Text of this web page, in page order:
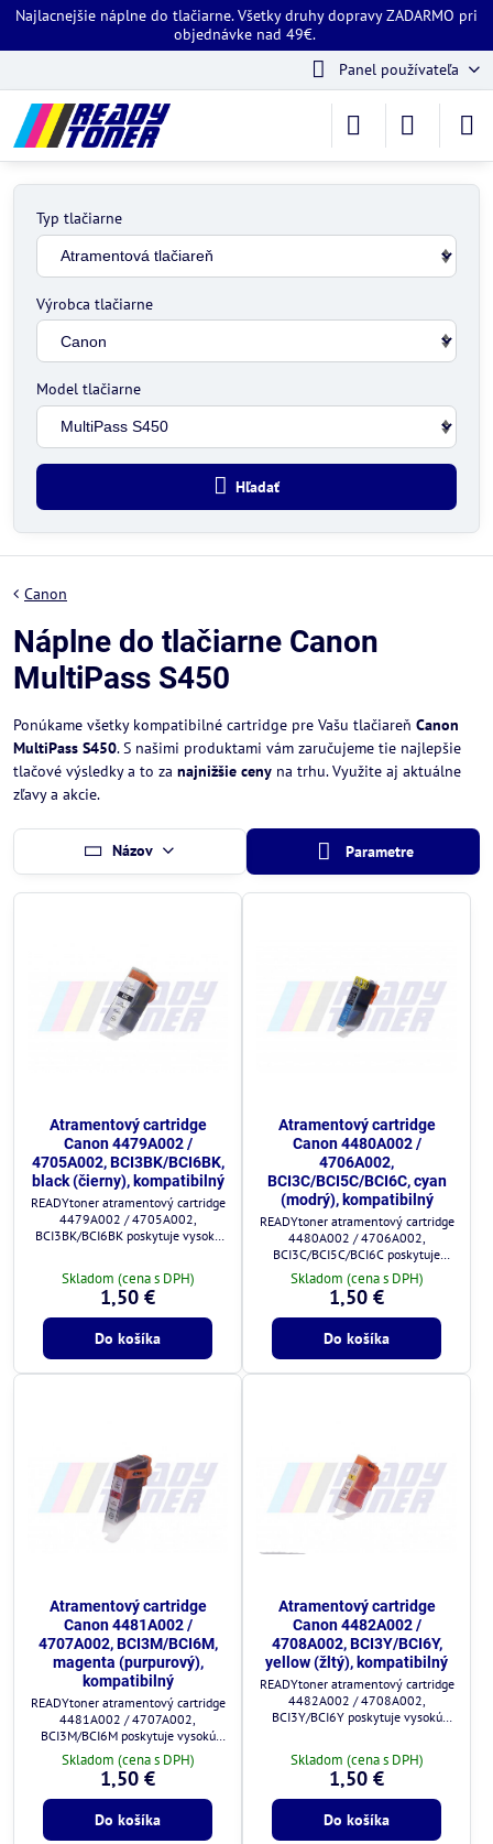
Najlacnejšie náplne do tlačiarne. Všetky druhy dopravy ZADARMO pri
objednávke nad 49€.
Panel používateľa
Typ tlačiarne
Výrobca tlačiarne
Model tlačiarne
Hľadať
Canon
Náplne do tlačiarne Canon
MultiPass S450
Ponúkame všetky kompatibilné cartridge pre Vašu tlačiareň Canon
MultiPass S450. S našimi produktami vám zaručujeme tie najlepšie
tlačové výsledky a to za najnižšie ceny na trhu. Využite aj aktuálne
zľavy a akcie.
Názov Parametre
Atramentový cartridge
Canon 4479A002 /
4705A002, BCI3BK/BCI6BK,
black (čierny), kompatibilný
READYtoner atramentový cartridge
4479A002 / 4705A002,
BCI3BK/BCI6BK poskytuje vysokú
Skladom (cena s DPH)
1,50 €
Do košíka
Atramentový cartridge
Canon 4480A002 /
4706A002,
BCI3C/BCI5C/BCI6C, cyan
(modrý), kompatibilný
READYtoner atramentový cartridge
4480A002 / 4706A002,
BCI3C/BCI5C/BCI6C poskytuje
vysokú kvalitu tlače a plnú
kompatibilitu s tlačiarňami Canon.
Skladom (cena s DPH)
1,50 €
Do košíka
Atramentový cartridge
Canon 4481A002 /
4707A002, BCI3M/BCI6M,
magenta (purpurový),
kompatibilný
READYtoner atramentový cartridge
4481A002 / 4707A002,
BCI3M/BCI6M poskytuje vysokú
kvalitu tlače a plnú kompatibilitu s
tlačiarňami Canon.
Skladom (cena s DPH)
1,50 €
Do košíka
Atramentový cartridge
Canon 4482A002 /
4708A002, BCI3Y/BCI6Y,
yellow (žltý), kompatibilný
READYtoner atramentový cartridge
4482A002 / 4708A002,
BCI3Y/BCI6Y poskytuje vysokú
Skladom (cena s DPH)
1,50 €
Do košíka